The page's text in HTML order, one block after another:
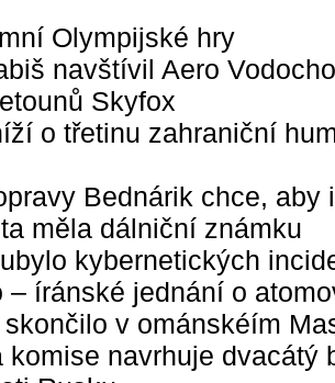
Olympijské hry
navštívil Aero
Skyfox
o třetinu zahraniční
Bednárik chce, aby i
měla dálniční známku
kybernetických
– íránské jednání o
v ománskéím
komise navrhuje dvacátý